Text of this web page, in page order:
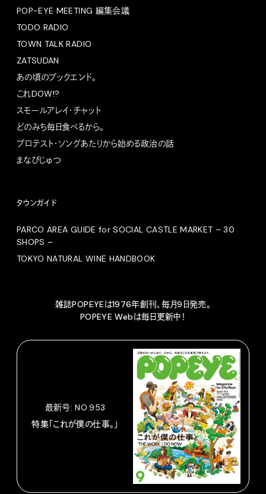
POP-EYE MEETING 編集会議
TODO RADIO
TOWN TALK RADIO
ZATSUDAN
あの頃のブックエンド。
これDOW!?
スモールアレイ・チャット
どのみち毎日食べるから。
プロテスト・ソングあたりから始める政治の話
まなびじゅつ
タウンガイド
PARCO AREA GUIDE for SOCIAL CASTLE MARKET – 30
SHOPS –
TOKYO NATURAL WINE HANDBOOK
雑誌POPEYEは1976年創刊、毎月9日発売。
POPEYE Webは毎日更新中！
最新号: NO.953
特集「これが僕の仕事。」